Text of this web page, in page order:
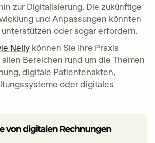
zur Digitalisierung. Die zukünftige
und Anpassungen könnten
oder sogar erfordern.
Nelly können Sie Ihre Praxis
Bereichen rund um die Themen
digitale Patientenakten,
oder digitales